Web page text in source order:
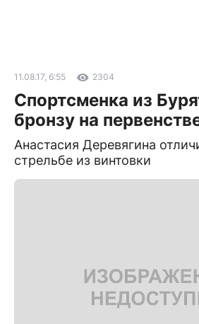
11.08.17, 6:55 2304
Спортсменка из
бронзу на
Анастасия Деревягина
стрельбе из винтовки